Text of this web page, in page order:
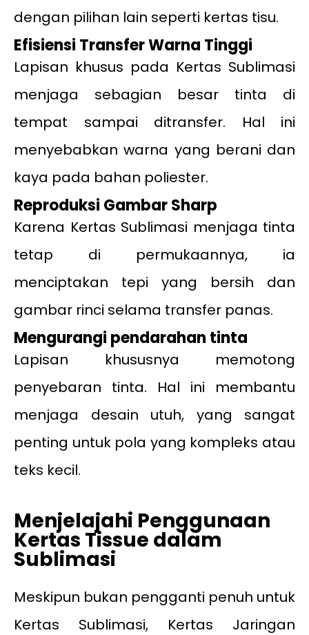
dengan pilihan lain seperti kertas tisu.
Efisiensi Transfer Warna Tinggi
Lapisan khusus pada Kertas Sublimasi
menjaga sebagian besar tinta di
tempat sampai ditransfer. Hal ini
menyebabkan warna yang berani dan
kaya pada bahan poliester.
Reproduksi Gambar Sharp
Karena Kertas Sublimasi menjaga tinta
tetap di permukaannya, ia
menciptakan tepi yang bersih dan
gambar rinci selama transfer panas.
Mengurangi pendarahan tinta
Lapisan khususnya memotong
penyebaran tinta. Hal ini membantu
menjaga desain utuh, yang sangat
penting untuk pola yang kompleks atau
teks kecil.
Menjelajahi Penggunaan
Kertas Tissue dalam
Sublimasi
Meskipun bukan pengganti penuh untuk
Kertas Sublimasi, Kertas Jaringan